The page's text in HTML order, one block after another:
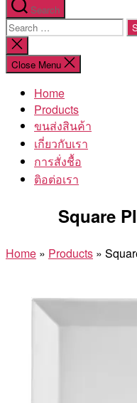
Search
Search
for:
Close
search
Close Menu
Home
Products
ขนส่งสินค้า
เกี่ยวกับเรา
การสั่งชื้อ
ติอต่อเรา
Square
Home » Products »